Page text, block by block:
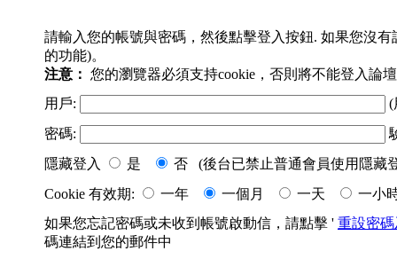
請輸入您的帳號與密碼，然後點擊登入按鈕. 如果您沒
的功能)。
注意： 您的瀏覽器必須支持cookie，否則將不能登入論
用戶:
(
密碼:
隱藏登入
是
否 (後台已禁止普通會員使用隱藏
Cookie 有效期:
一年 一個月 一天
一小
如果您忘記密碼或未收到帳號啟動信，請點擊 ' 重設密
碼連結到您的郵件中